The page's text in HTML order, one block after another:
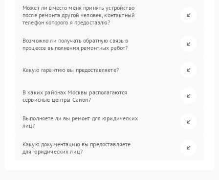
Может ли вместо меня принять устройство
после ремонта другой человек, контактный
телефон которого я предоставлю?
Возможно ли получать обратную связь в
процессе выполнения ремонтных работ?
Какую гарантию вы предоставляете?
В каких районах Москвы располагаются
сервисные центры Canon?
Выполняете ли вы ремонт для юридических
лиц?
Какую документацию вы предоставляете
для юридических лиц?